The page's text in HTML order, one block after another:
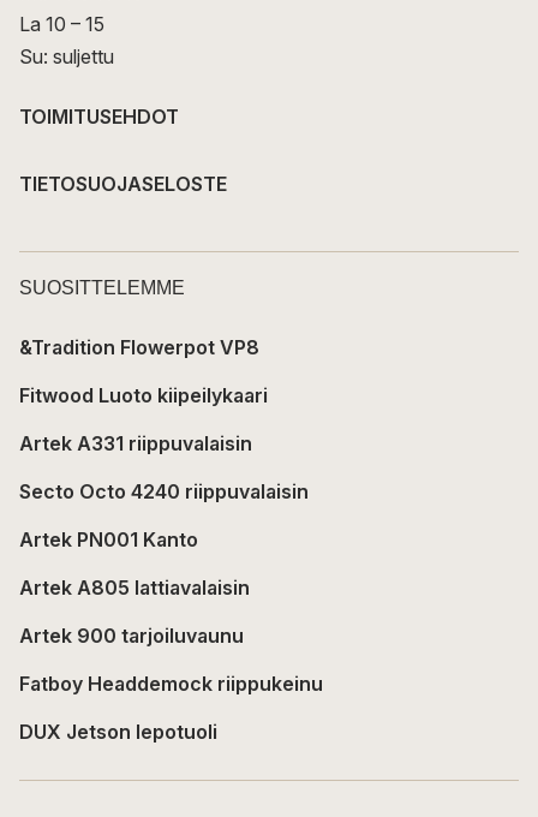
La 10 – 15
Su: suljettu
TOIMITUSEHDOT
TIETOSUOJASELOSTE
SUOSITTELEMME
&Tradition Flowerpot VP8
Fitwood Luoto kiipeilykaari
Artek A331 riippuvalaisin
Secto Octo 4240 riippuvalaisin
Artek PN001 Kanto
Artek A805 lattiavalaisin
Artek 900 tarjoiluvaunu
Fatboy Headdemock riippukeinu
DUX Jetson lepotuoli